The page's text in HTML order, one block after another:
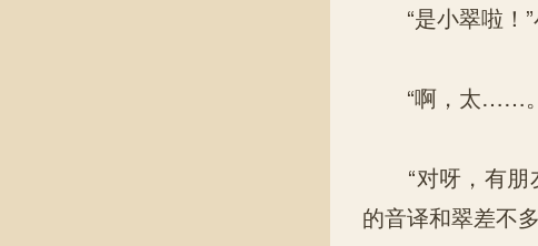
“是小翠啦！”
“啊，太……。
“对呀，有朋
的音译和翠差不